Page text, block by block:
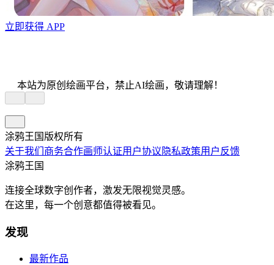
立即获得 APP
本站为原创绘画平台，禁止AI绘画，敬请理解！
涂鸦王国版权所有
关于我们 商务合作画师认证用户协议 隐私政策用户反馈
涂鸦王国
连接全球数字创作者，激发无限视觉灵感。
在这里，每一个创意都值得被看见。
发现
最新作品